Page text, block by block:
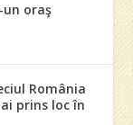
oraş
România
prins loc în